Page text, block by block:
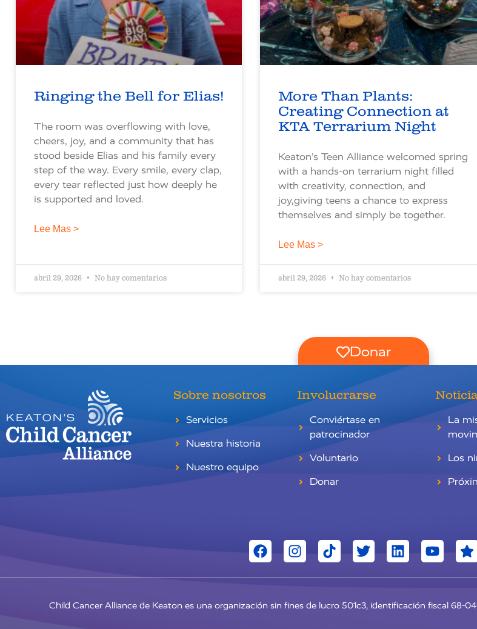
Ringing the Bell for Elias!
The room was overflowing with love,
cheers, joy, and a community that has
stood beside Elias and his family every
step of the way. Every smile, every clap,
every tear reflected just how deeply he
is supported and loved.
Lee Mas >
abril 29, 2026 No hay comentarios
More Than Plants:
Creating Connection at
KTA Terrarium Night
Keaton’s Teen Alliance welcomed spring
with a hands-on terrarium night filled
with creativity, connection, and
joy,giving teens a chance to express
themselves and simply be together.
Lee Mas >
abril 29, 2026 No hay comentarios
Donar
Sobre nosotros
Servicios
Nuestra historia
Nuestro equipo
Involucrarse
Conviértase en
patrocinador
Voluntario
Donar
La
Los
Child Cancer Alliance de Keaton es una organización sin fines de lucro 501c3, identificación fiscal 68-